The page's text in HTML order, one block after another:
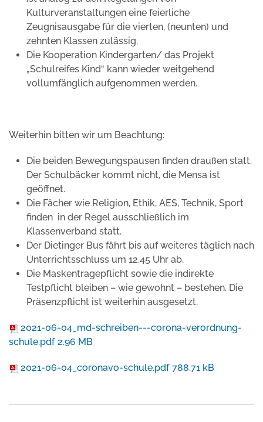
Kulturveranstaltungen eine feierliche
Zeugnisausgabe für die vierten, (neunten) und
zehnten Klassen zulässig.
Die Kooperation Kindergarten/ das Projekt
„Schulreifes Kind“ kann wieder weitgehend
vollumfänglich aufgenommen werden.
Weiterhin bitten wir um Beachtung:
Die beiden Bewegungspausen finden draußen statt.
Der Schulbäcker kommt nicht, die Mensa ist
geöffnet.
Die Fächer wie Religion, Ethik, AES, Technik, Sport
finden in der Regel ausschließlich im
Klassenverband statt.
Der Dietinger Bus fährt bis auf weiteres täglich nach
Unterrichtsschluss um 12.45 Uhr ab.
Die Maskentragepflicht sowie die indirekte
Testpflicht bleiben – wie gewohnt – bestehen. Die
Präsenzpflicht ist weiterhin ausgesetzt.
2021-06-04_md-schreiben---corona-verordnung-
schule.pdf 2.96 MB
2021-06-04_coronavo-schule.pdf 788.71 kB